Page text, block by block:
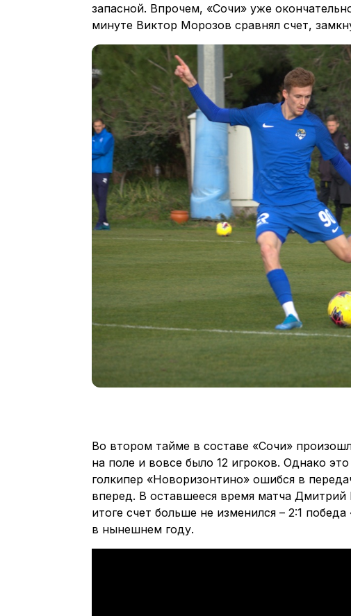
запасной. Впрочем, «Сочи» уже
минуте Виктор Морозов сравнял счет,
Во втором тайме в составе «Сочи»
на поле и вовсе было 12 игроков. Однако
голкипер «Новоризонтино» ошибся в
вперед. В оставшееся время матча
итоге счет больше не изменился – 2:1
в нынешнем году.